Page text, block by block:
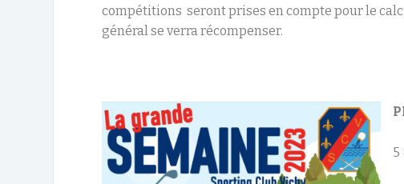
compétitions seront prises en compte pour le
général se verra récompenser.
5